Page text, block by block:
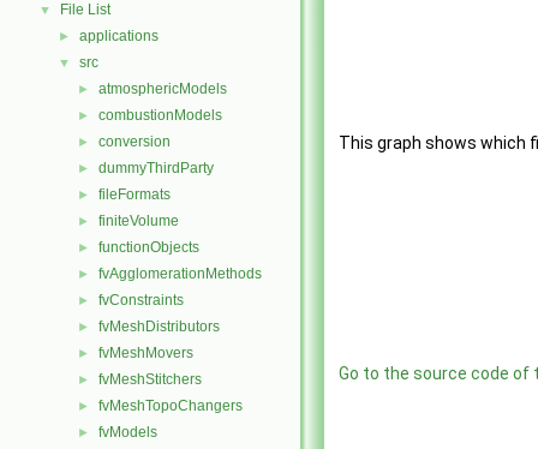
▼ File List
► applications
▼ src
► atmosphericModels
► combustionModels
► conversion
► dummyThirdParty
► fileFormats
► finiteVolume
► functionObjects
► fvAgglomerationMethods
► fvConstraints
► fvMeshDistributors
► fvMeshMovers
► fvMeshStitchers
► fvMeshTopoChangers
► fvModels
This graph shows which
Go to the source code of